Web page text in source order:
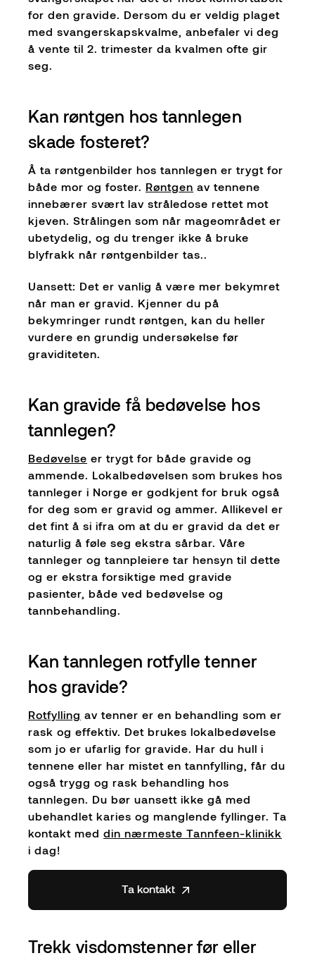
for den gravide. Dersom du er veldig plaget
med svangerskapskvalme, anbefaler vi deg
å vente til 2. trimester da kvalmen ofte gir
seg.
Kan røntgen hos tannlegen
skade fosteret?
Å ta røntgenbilder hos tannlegen er trygt for
både mor og foster. Røntgen av tennene
innebærer svært lav stråledose rettet mot
kjeven. Strålingen som når mageområdet er
ubetydelig, og du trenger ikke å bruke
blyfrakk når røntgenbilder tas..
Uansett: Det er vanlig å være mer bekymret
når man er gravid. Kjenner du på
bekymringer rundt røntgen, kan du heller
vurdere en grundig undersøkelse før
graviditeten.
Kan gravide få bedøvelse hos
tannlegen?
Bedøvelse er trygt for både gravide og
ammende. Lokalbedøvelsen som brukes hos
tannleger i Norge er godkjent for bruk også
for deg som er gravid og ammer. Allikevel er
det fint å si ifra om at du er gravid da det er
naturlig å føle seg ekstra sårbar. Våre
tannleger og tannpleiere tar hensyn til dette
og er ekstra forsiktige med gravide
pasienter, både ved bedøvelse og
tannbehandling.
Kan tannlegen rotfylle tenner
hos gravide?
Rotfylling av tenner er en behandling som er
rask og effektiv. Det brukes lokalbedøvelse
som jo er ufarlig for gravide. Har du hull i
tennene eller har mistet en tannfylling, får du
også trygg og rask behandling hos
tannlegen. Du bør uansett ikke gå med
ubehandlet karies og manglende fyllinger. Ta
kontakt med din nærmeste Tannfeen-klinikk
i dag!
Ta kontakt
Trekk visdomstenner før eller